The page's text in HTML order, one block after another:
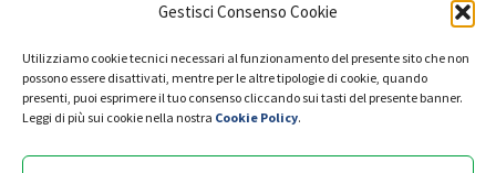
Gestisci Consenso Cookie
Utilizziamo cookie tecnici necessari al funzionamento del presente sito che non
possono essere disattivati, mentre per le altre tipologie di cookie, quando
presenti, puoi esprimere il tuo consenso cliccando sui tasti del presente banner.
Leggi di più sui cookie nella nostra Cookie Policy.
Pubblicità su Radio Salus
Collabora con noi